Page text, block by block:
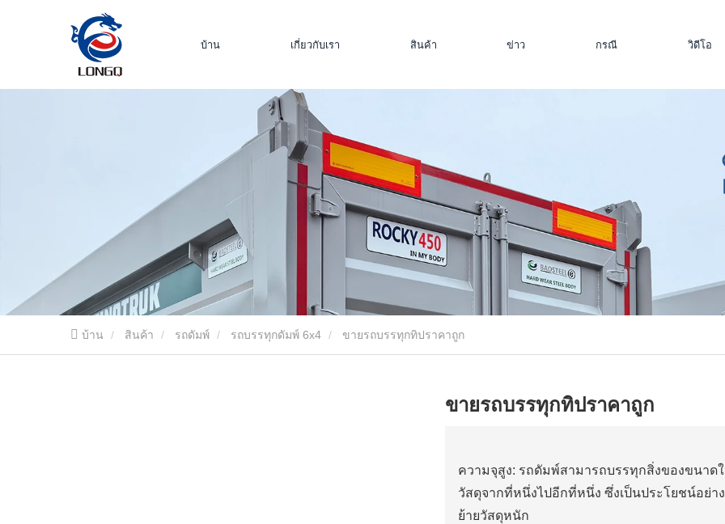
บ้าน เกี่ยวกับเรา สินค้า ข่าว กรณี วิดีโอ
บ้าน สินค้า รถดัมพ์ รถบรรทุกดัมพ์ 6x4 ขายรถบรรทุกทิปราคาถูก
ขายรถบรรทุกทิปราคาถูก
ความจุสูง: รถดัมพ์สามารถบรรทุกสิ่งของขนา
วัสดุจากที่หนึ่งไปอีกที่หนึ่ง ซึ่งเป็นประโยชน์อย่า
ย้ายวัสดุหนัก